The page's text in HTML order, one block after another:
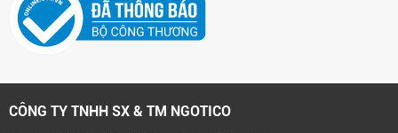
CÔNG TY TNHH SX & TM NGOTICO